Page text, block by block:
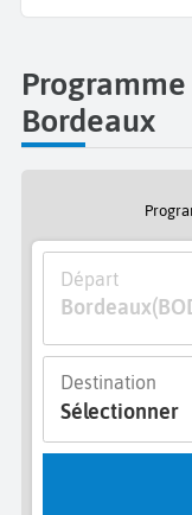
Bordeaux
Départ
Bordeaux
Destination
Sélectionner